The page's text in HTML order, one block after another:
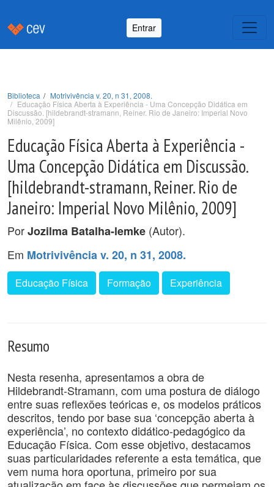
Entrar
Biblioteca
Motrivivência v. 20, n 31, 2008.
Educação Física Aberta à Experiência - Uma Concepção Didática em
Discussão. [hildebrandt-stramann, Reiner. Rio de Janeiro: Imperial Novo
Milênio, 2009]
Educação Física Aberta à Experiência -
Uma Concepção Didática em Discussão.
[hildebrandt-stramann, Reiner. Rio de
Janeiro: Imperial Novo Milênio, 2009]
PorJozilma Batalha-lemke (Autor).
Em Motrivivência v. 20, n 31, 2008.
Educação Física Formação Experiência
Resumo
Nesta resenha, apresentamos a obra de
Hildebrandt-Stramann, com uma postura de diálogo
entre suas reflexões teóricas e, os modelos práticos
descritos, tendo por base sua ‘concepção aberta à
experiência’, no contexto didático-pedagógico da
Educação Física. Com esse objetivo, destacamos
suas particularidades referente a esta temática, que
vem numa hora oportuna, primeiro por sua